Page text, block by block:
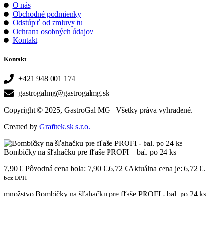
O nás
Obchodné podmienky
Odstúpiť od zmluvy tu
Ochrana osobných údajov
Kontakt
Kontakt
+421 948 001 174
gastrogalmg@gastrogalmg.sk
Copyright © 2025, GastroGal MG | Všetky práva vyhradené.
Created by Grafitek.sk s.r.o.
Bombičky na šľahačku pre fľaše PROFI – bal. po 24 ks
7,90€ Pôvodná cena bola: 7,90 €.6,72 €Aktuálna cena je: 6,72 €.
bez DPH
množstvo Bombičky na šľahačku pre fľaše PROFI - bal. po 24 ks